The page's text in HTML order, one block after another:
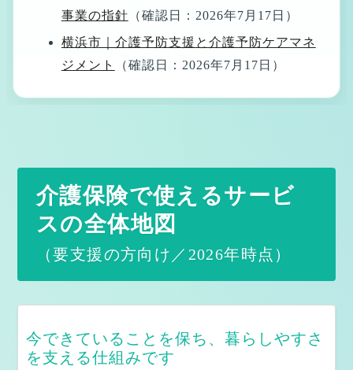
Kite（きて）ちゃんの独り言 ※ご本人・ご家
族様向け
ご本人様・ご家族様へ ― 決める前に読んでいただきたい
こと ―
ケアプランってなに
3色パステルアート｜創作と交流を楽しむアート活動
ご相談、お問い合わせページ
事業の指針 （確認日：2026年7月17日）
横浜市｜介護予防支援と介護予防ケアマネ
ジメント
（確認日：2026年7月17日）
介護保険で使えるサービ
スの全体地図
（要支援の方向け／2026年時点）
今できていることを保ち、暮らしやすさ
を支える仕組みです